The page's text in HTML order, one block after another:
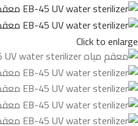
Click to enlarge